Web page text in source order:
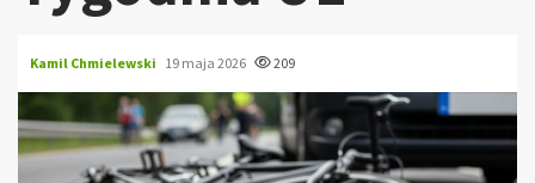
Kamil Chmielewski 19 maja 2026 209